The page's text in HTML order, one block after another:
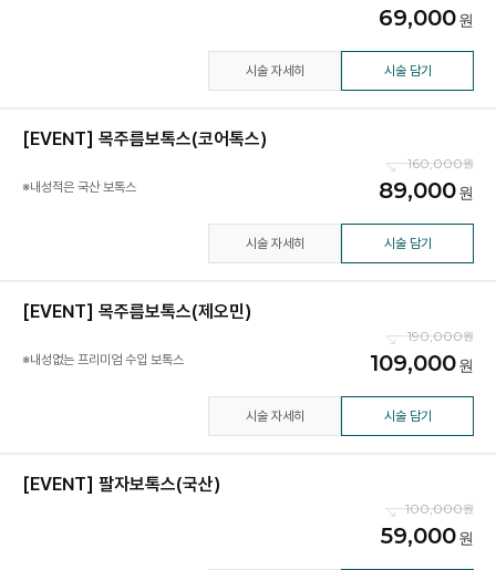
69,000
시술 자세히 시술 담기
[EVENT] 목주름보톡스(코어톡스)
※내성적은 국산 보톡스
160,000
89,000
시술 자세히 시술 담기
[EVENT] 목주름보톡스(제오민)
※내성없는 프리미엄 수입 보톡스
190,000
109,000
시술 자세히 시술 담기
[EVENT] 팔자보톡스(국산)
100,000
59,000